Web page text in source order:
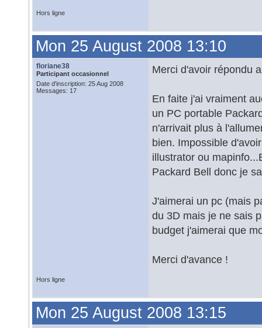
Hors ligne
Mon 25 August 2008 13:10
floriane38
Participant occasionnel
Date d'inscription: 25 Aug 2008
Messages: 17
Merci d'avoir répondu
En faite j'ai vraiment
un PC portable
n'arrivait plus à
bien. Impossible
illustrator ou
Packard Bell donc je
J'aimerai un pc (mais
du 3D mais je ne sais
budget j'aimerai que
Merci d'avance !
Hors ligne
Mon 25 August 2008 13:15